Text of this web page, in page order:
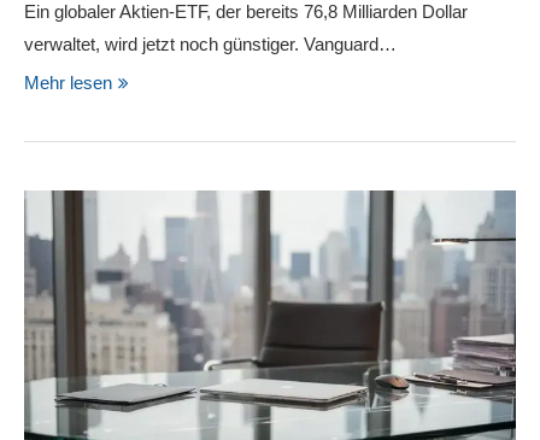
Ein globaler Aktien-ETF, der bereits 76,8 Milliarden Dollar
verwaltet, wird jetzt noch günstiger. Vanguard…
Mehr lesen